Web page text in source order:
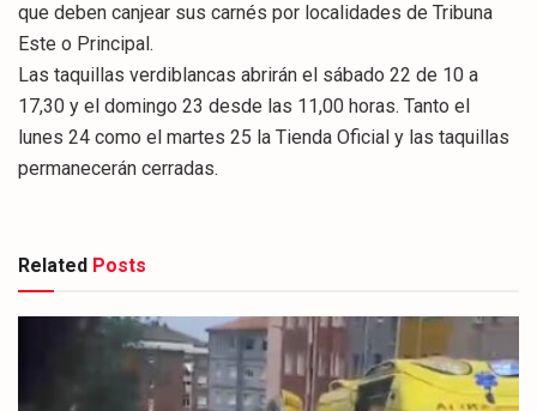
que deben canjear sus carnés por localidades de Tribuna
Este o Principal.
Las taquillas verdiblancas abrirán el sábado 22 de 10 a
17,30 y el domingo 23 desde las 11,00 horas. Tanto el
lunes 24 como el martes 25 la Tienda Oficial y las taquillas
permanecerán cerradas.
Related Posts